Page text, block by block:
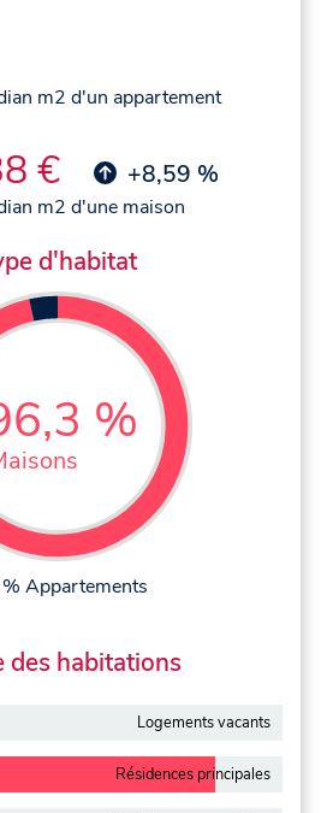
m2 d'un appartement
€ +8,59 %
m2 d'une maison
d'habitat
%
Appartements
des habitations
Logements vacants
Résidences principales